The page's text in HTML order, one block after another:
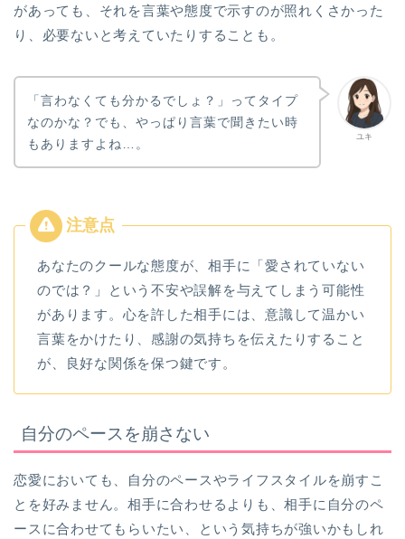
があっても、それを言葉や態度で示すのが照れくさかった
り、必要ないと考えていたりすることも。
ユキ
「言わなくても分かるでしょ？」ってタイプ
なのかな？でも、やっぱり言葉で聞きたい時
もありますよね…。
あなたのクールな態度が、相手に「愛されていない
のでは？」という不安や誤解を与えてしまう可能性
があります。心を許した相手には、意識して温かい
言葉をかけたり、感謝の気持ちを伝えたりすること
が、良好な関係を保つ鍵です。
自分のペースを崩さない
恋愛においても、自分のペースやライフスタイルを崩すこ
とを好みません。相手に合わせるよりも、相手に自分のペ
ースに合わせてもらいたい、という気持ちが強いかもしれ